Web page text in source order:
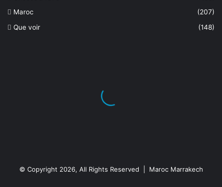
Maroc
(207)
Que voir
(148)
© Copyright 2026, All Rights Reserved | Maroc Marrakech